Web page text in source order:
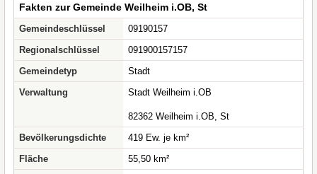
Fakten zur Gemeinde Weilheim i.OB, St
Gemeindeschlüssel
09190157
Regionalschlüssel
091900157157
Gemeindetyp
Stadt
Verwaltung
Stadt Weilheim i.OB
82362 Weilheim i.OB, St
Bevölkerungsdichte
419 Ew. je km²
Fläche
55,50 km²